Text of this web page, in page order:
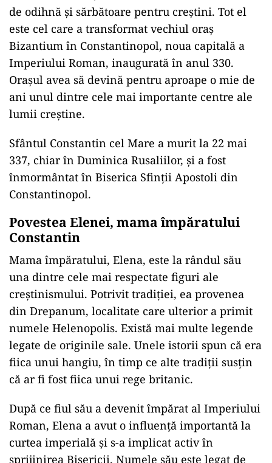
de odihnă și sărbătoare pentru creștini. Tot el
este cel care a transformat vechiul oraș
Bizantium în Constantinopol, noua capitală a
Imperiului Roman, inaugurată în anul 330.
Orașul avea să devină pentru aproape o mie de
ani unul dintre cele mai importante centre ale
lumii creștine.
Sfântul Constantin cel Mare a murit la 22 mai
337, chiar în Duminica Rusaliilor, și a fost
înmormântat în Biserica Sfinții Apostoli din
Constantinopol.
Povestea Elenei, mama împăratului
Constantin
Mama împăratului, Elena, este la rândul său
una dintre cele mai respectate figuri ale
creștinismului. Potrivit tradiției, ea provenea
din Drepanum, localitate care ulterior a primit
numele Helenopolis. Există mai multe legende
legate de originile sale. Unele istorii spun că era
fiica unui hangiu, în timp ce alte tradiții susțin
că ar fi fost fiica unui rege britanic.
După ce fiul său a devenit împărat al Imperiului
Roman, Elena a avut o influență importantă la
curtea imperială și s-a implicat activ în
sprijinirea Bisericii. Numele său este legat de